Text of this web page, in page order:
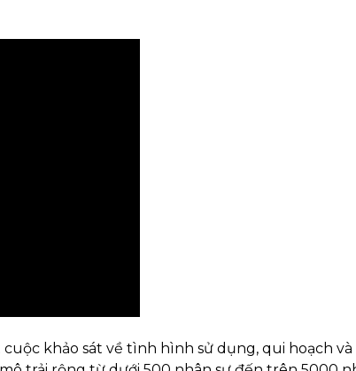
khảo sát về tình hình sử dụng, qui hoạch